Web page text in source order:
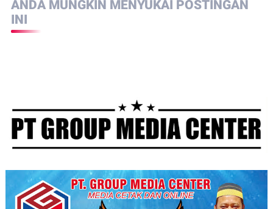
ANDA MUNGKIN MENYUKAI POSTINGAN
INI